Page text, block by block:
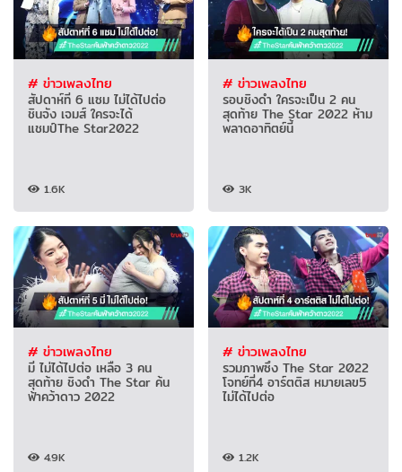
# ข่าวเพลงไทย
สัปดาห์ที่ 6 แซม ไม่ได้ไปต่อ
ชินจัง เจมส์ ใครจะได้
แชมป์The Star2022
1.6K
# ข่าวเพลงไทย
รอบชิงดำ ใครจะเป็น 2 คน
สุดท้าย The Star 2022 ห้าม
พลาดอาทิตย์นี้
3K
# ข่าวเพลงไทย
มี่ ไม่ได้ไปต่อ เหลือ 3 คน
สุดท้าย ชิงดำ The Star ค้น
ฟ้าคว้าดาว 2022
4.9K
# ข่าวเพลงไทย
รวมภาพซึ้ง The Star 2022
โจทย์ที่4 อาร์ตติส หมายเลข5
ไม่ได้ไปต่อ
1.2K